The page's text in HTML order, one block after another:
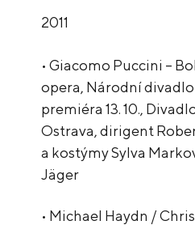
2011
• Giacomo Puccini –
opera, Národní
premiéra 13. 10.,
Ostrava, dirigent
a kostýmy Sylva
Jäger
• Michael Haydn /